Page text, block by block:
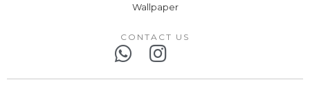
Wallpaper
CONTACT US